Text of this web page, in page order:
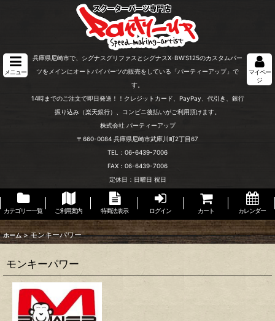
メニュー
兵庫県尼崎市で、シグナスグリファスとシグナスX･BW'S125のカスタムパー
ツをメインにオートバイパーツの販売をしている「パーティーアップ」で
す。
14時までのご注文で即日発送！！クレジットカード、PayPay、代引き、銀行
振り込み（楽天銀行）、コンビニ後払いがご利用頂けます。
株式会社 パーティーアップ
〒660-0084 兵庫県尼崎市武庫川町2丁目67
TEL：06-6439-7006
FAX：06-6439-7006
定休日：日曜日 祝日
マイペー
ジ
カテゴリー一覧 ご利用案内 特商法表示 ログイン カート カレンダー
ホーム > モンキーパワー
モンキーパワー